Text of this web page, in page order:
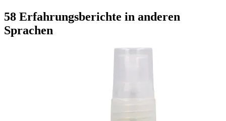
58 Erfahrungsberichte in anderen
Sprachen